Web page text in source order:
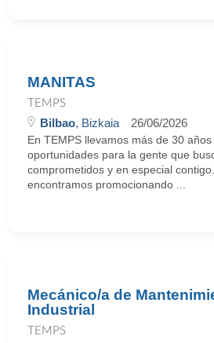
MANITAS
TEMPS
Bilbao, Bizkaia 26/06/2026
En TEMPS llevamos más de 30
oportunidades para la gente que
comprometidos y en especial
encontramos promocionando ...
Mecánico/a de
Industrial
TEMPS